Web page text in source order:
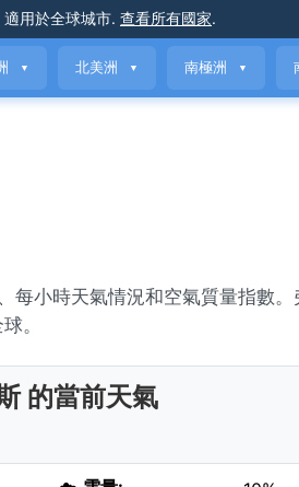
適用於全球城市. 查看所有國家.
▼ 北美洲 ▼ 南極洲 ▼
每小時天氣情況和空氣質量指數。
。
的當前天氣